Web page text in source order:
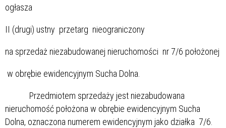
ogłasza
II (drugi) ustny przetarg nieograniczony
na sprzedaż niezabudowanej nieruchomości nr 7/6 położonej
w obrębie ewidencyjnym Sucha Dolna.
Przedmiotem sprzedaży jest niezabudowana
nieruchomość położona w obrębie ewidencyjnym Sucha
Dolna, oznaczona numerem ewidencyjnym jako działka 7/6.